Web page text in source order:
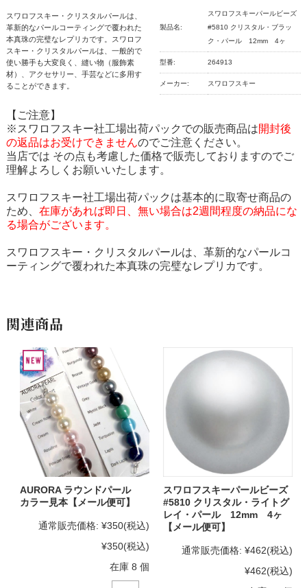
スワロフスキー・クリスタルパールは、
革新的なパールコーティングで覆われた
本真珠の完璧なレプリカです。スワロフ
スキー・クリスタルパールは、一般的で
使い勝手も大変良く、縫い物（服飾素
材）、アクセサリー、手芸などに多用す
ることができます。
製品名:
スワロフスキーパールビーズ
#5810 クリスタル・ブラッ
ク・パール 12mm 4ヶ
型番: 264913
メーカー: スワロフスキー
【ご注意】
※スワロフスキー社工場出荷パックでの販売商品は開封後
の返品はお受けできませんのでご注意ください。
当店では その点も考慮した価格で販売しておりますのでご
理解よろしくお願いいたします。
スワロフスキー社工場出荷パックは基本的に取寄せ商品の
ため、 在庫があれば即日、無い場合は2週間程度の納品にな
る場合がございます。
スワロフスキー・クリスタルパールは、革新的なパールコ
ーティングで覆われた本真珠の完璧なレプリカです。
関連商品
AURORA ラウンドパール
カラー見本【メール便可】
通常販売価格: ¥350(税込)
¥350(税込)
在庫 8 個
スワロフスキーパールビーズ
#5810 クリスタル・ライトグ
レイ・パール 12mm 4ヶ
【メール便可】
通常販売価格: ¥462(税込)
¥462(税込)